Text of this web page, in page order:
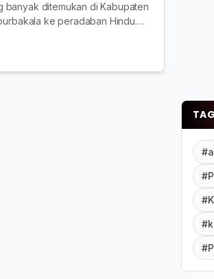
banyak ditemukan di Kabupaten
ke peradaban Hindu.